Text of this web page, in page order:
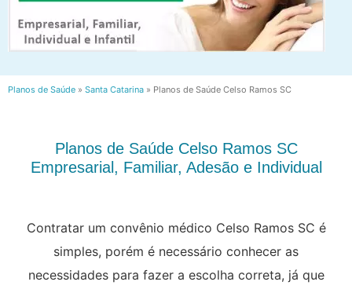
Planos de Saúde » Santa Catarina » Planos de Saúde Celso Ramos SC
Planos de Saúde Celso Ramos SC
Empresarial, Familiar, Adesão e Individual
Contratar um convênio médico Celso Ramos SC é
simples, porém é necessário conhecer as
necessidades para fazer a escolha correta, já que